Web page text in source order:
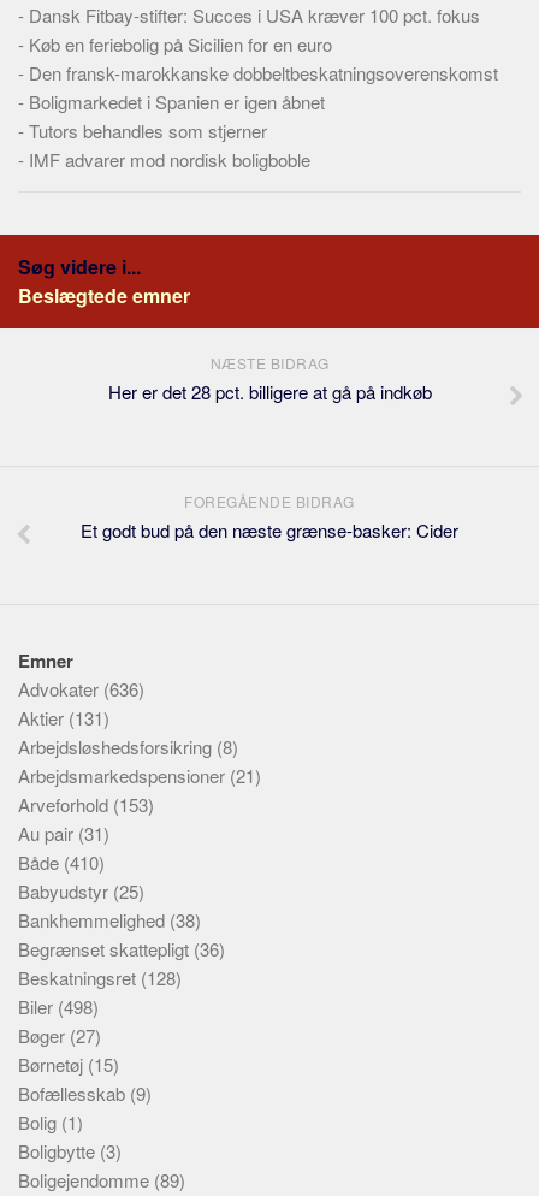
- Dansk Fitbay-stifter: Succes i USA kræver 100 pct. fokus
- Køb en feriebolig på Sicilien for en euro
- Den fransk-marokkanske dobbeltbeskatningsoverenskomst
- Boligmarkedet i Spanien er igen åbnet
-Tutors behandles som stjerner
- IMF advarer mod nordisk boligboble
Søg videre i...
Beslægtede emner
NÆSTE BIDRAG
Her er det 28 pct. billigere at gå på indkøb
FOREGÅENDE BIDRAG
Et godt bud på den næste grænse-basker: Cider
Emner
Advokater (636)
Aktier (131)
Arbejdsløshedsforsikring (8)
Arbejdsmarkedspensioner (21)
Arveforhold (153)
Au pair (31)
Både (410)
Babyudstyr (25)
Bankhemmelighed (38)
Begrænset skattepligt (36)
Beskatningsret (128)
Biler (498)
Bøger (27)
Børnetøj (15)
Bofællesskab (9)
Bolig (1)
Boligbytte (3)
Boligejendomme (89)